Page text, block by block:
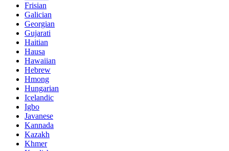
Frisian
Galician
Georgian
Gujarati
Haitian
Hausa
Hawaiian
Hebrew
Hmong
Hungarian
Icelandic
Igbo
Javanese
Kannada
Kazakh
Khmer